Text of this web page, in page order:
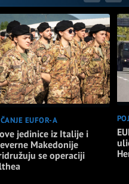
EUFOR-A
jedinice iz Italije i
Makedonije
se operaciji